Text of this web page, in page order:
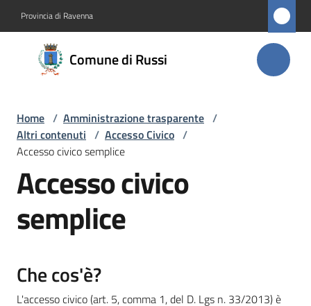
Provincia di Ravenna
Comune di Russi
Comune
di Russi
Amministrazione
Menu selezionato
Home / Amministrazione trasparente /
Altri contenuti / Accesso Civico /
Accesso civico semplice
Accesso civico
semplice
Che cos'è?
L'accesso civico (art. 5, comma 1, del D. Lgs n. 33/2013) è